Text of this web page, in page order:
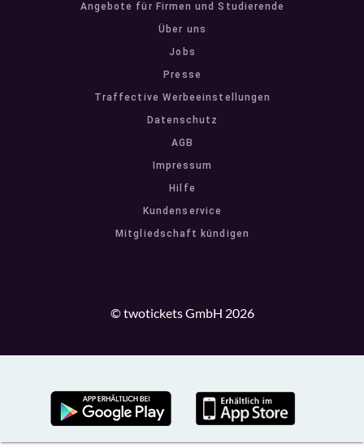
Angebote für Firmen und Studierende
Über uns
Jobs
Presse
Traffective Werbeeinstellungen
Datenschutz
AGB
Impressum
Hilfe
Kundenservice
Mitgliedschaft kündigen
© twotickets GmbH 2026